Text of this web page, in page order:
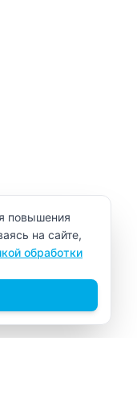
повышения
на сайте,
обработки